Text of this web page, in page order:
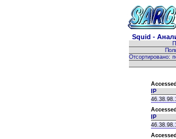
Squid -
Отсортировано:
IP
IP